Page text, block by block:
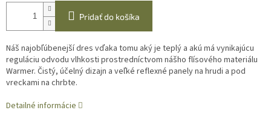
Pridať do košíka
Náš najobľúbenejší dres vďaka tomu aký je teplý a akú má vynikajúcu
reguláciu odvodu vlhkosti prostredníctvom nášho flísového materiálu
Warmer. Čistý, účelný dizajn a veľké reflexné panely na hrudi a pod
vreckami na chrbte.
Detailné informácie